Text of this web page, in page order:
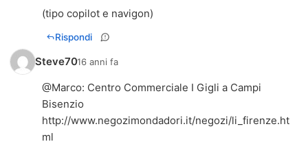
(tipo copilot e navigon)
Rispondi
Steve7016 anni fa
@Marco: Centro Commerciale I Gigli a Campi
Bisenzio
http://www.negozimondadori.it/negozi/li_firenze.ht
ml